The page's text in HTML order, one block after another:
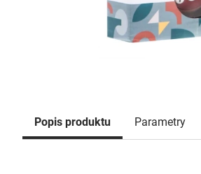
Popis produktu Parametry